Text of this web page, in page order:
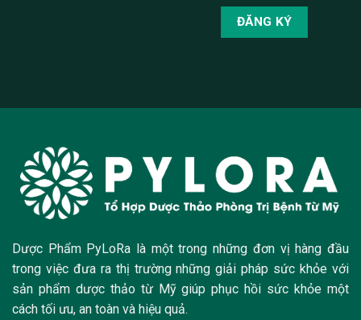
Dược Phẩm PyLoRa là một trong những đơn vị hàng đầu
trong việc đưa ra thị trường những giải pháp sức khỏe với
sản phẩm dược thảo từ Mỹ giúp phục hồi sức khỏe một
cách tối ưu, an toàn và hiệu quả.